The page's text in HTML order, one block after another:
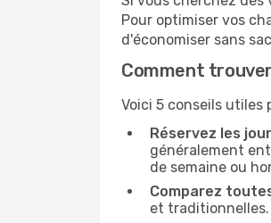
Pour optimiser vos
d'économiser sans
Comment
Voici 5 conseils utiles
Réservez les
généralement
de semaine ou
Comparez
et traditionnelles.